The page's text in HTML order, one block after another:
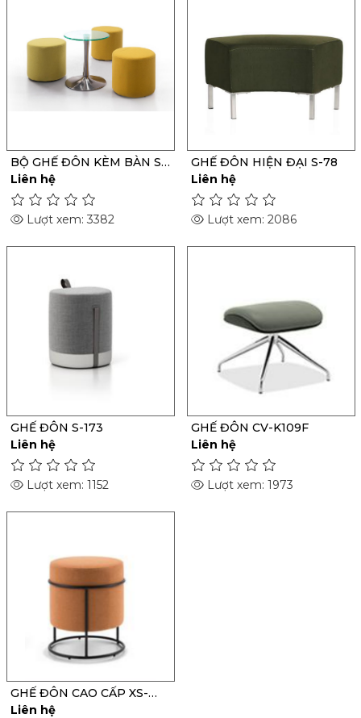
BỘ GHẾ ĐÔN KÈM BÀN S-
27
Liên hệ
Lượt xem: 3382
GHẾ ĐÔN HIỆN ĐẠI S-78
Liên hệ
Lượt xem: 2086
GHẾ ĐÔN S-173
Liên hệ
Lượt xem: 1152
GHẾ ĐÔN CV-K109F
Liên hệ
Lượt xem: 1973
GHẾ ĐÔN CAO CẤP XS-
017S
Liên hệ